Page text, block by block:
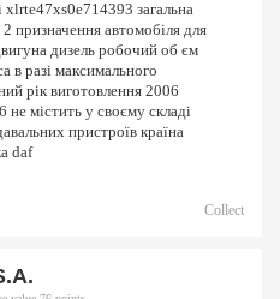
загальна
призначення автомобіля для
дизель робочий об єм
в разі максимального
рік виготовлення 2006
не містить у своєму складі
пристроїв країна
daf
Collect